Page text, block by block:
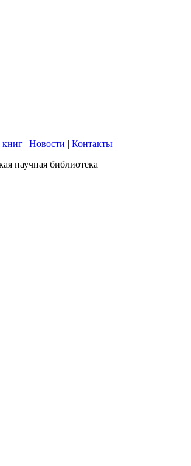
| Новости | Контакты |
научная библиотека